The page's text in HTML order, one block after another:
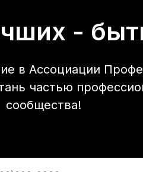
-
в Ассоциации
частью
сообщества!